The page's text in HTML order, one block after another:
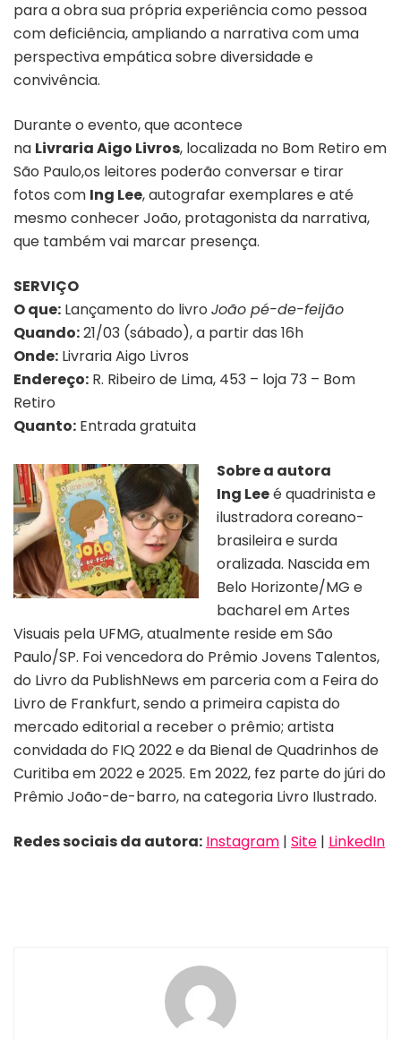
para a obra sua própria experiência como pessoa
com deficiência, ampliando a narrativa com uma
perspectiva empática sobre diversidade e
convivência.
Durante o evento, que acontece
na Livraria Aigo Livros, localizada no Bom Retiro em
São Paulo,os leitores poderão conversar e tirar
fotos com Ing Lee, autografar exemplares e até
mesmo conhecer João, protagonista da narrativa,
que também vai marcar presença.
SERVIÇO
O que: Lançamento do livro João pé-de-feijão
Quando:21/03 (sábado), a partir das 16h
Onde: Livraria Aigo Livros
Endereço: R. Ribeiro de Lima, 453 – loja 73 – Bom
Retiro
Quanto: Entrada gratuita
Sobre a autora
Ing Leeé quadrinista e
ilustradora coreano-
brasileira e surda
oralizada. Nascida em
Belo Horizonte/MG e
bacharel em Artes
Visuais pela UFMG, atualmente reside em São
Paulo/SP. Foi vencedora do Prêmio Jovens Talentos,
do Livro da PublishNews em parceria com a Feira do
Livro de Frankfurt, sendo a primeira capista do
mercado editorial a receber o prêmio; artista
convidada do FIQ 2022 e da Bienal de Quadrinhos de
Curitiba em 2022 e 2025. Em 2022, fez parte do júri do
Prêmio João-de-barro, na categoria Livro Ilustrado.
Redes sociais da autora: Instagram | Site | LinkedIn